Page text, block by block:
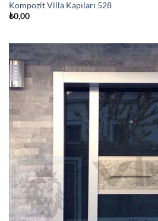
Kompozit Villa Kapıları 528
₺0,00